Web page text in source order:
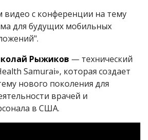
видео с конференции на тему
для будущих мобильных
Рыжиков — технический
Samurai», которая создает
нового поколения для
врачей и
в США.